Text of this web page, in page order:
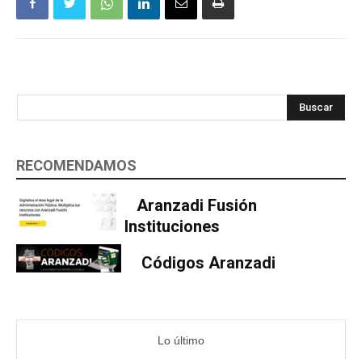
Buscar
RECOMENDAMOS
Aranzadi Fusión
Instituciones
Códigos Aranzadi
Lo último